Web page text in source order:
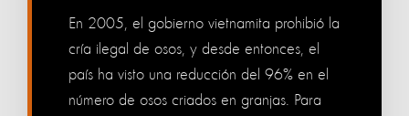
En 2005, el gobierno vietnamita prohibió la
cría ilegal de osos, y desde entonces, el
país ha visto una reducción del 96% en el
número de osos criados en granjas. Para